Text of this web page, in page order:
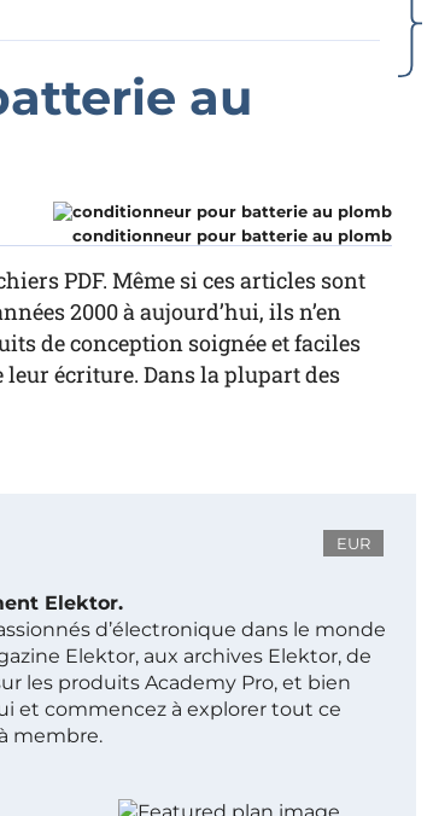
au
conditionneur pour batterie au plomb
PDF. Même si ces articles sont
2000 à aujourd’hui, ils n’en
de conception soignée et faciles
leur écriture. Dans la plupart des
EUR
Elektor.
d’électronique dans le monde
Elektor, aux archives Elektor, de
les produits Academy Pro, et bien
et commencez à explorer tout ce
membre.